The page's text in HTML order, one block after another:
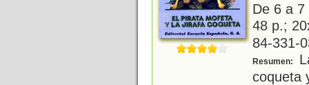
De 6 a
48 p.;
84-331-
Resumen:
coqueta